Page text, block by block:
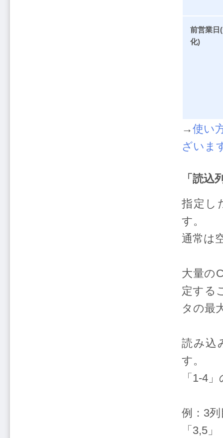
前営業日
化)
→使い
ざいま
「読込
指定し
す。
通常は
大量の
定する
タの最
読み込
す。
「1-4
例：3
「3,5」